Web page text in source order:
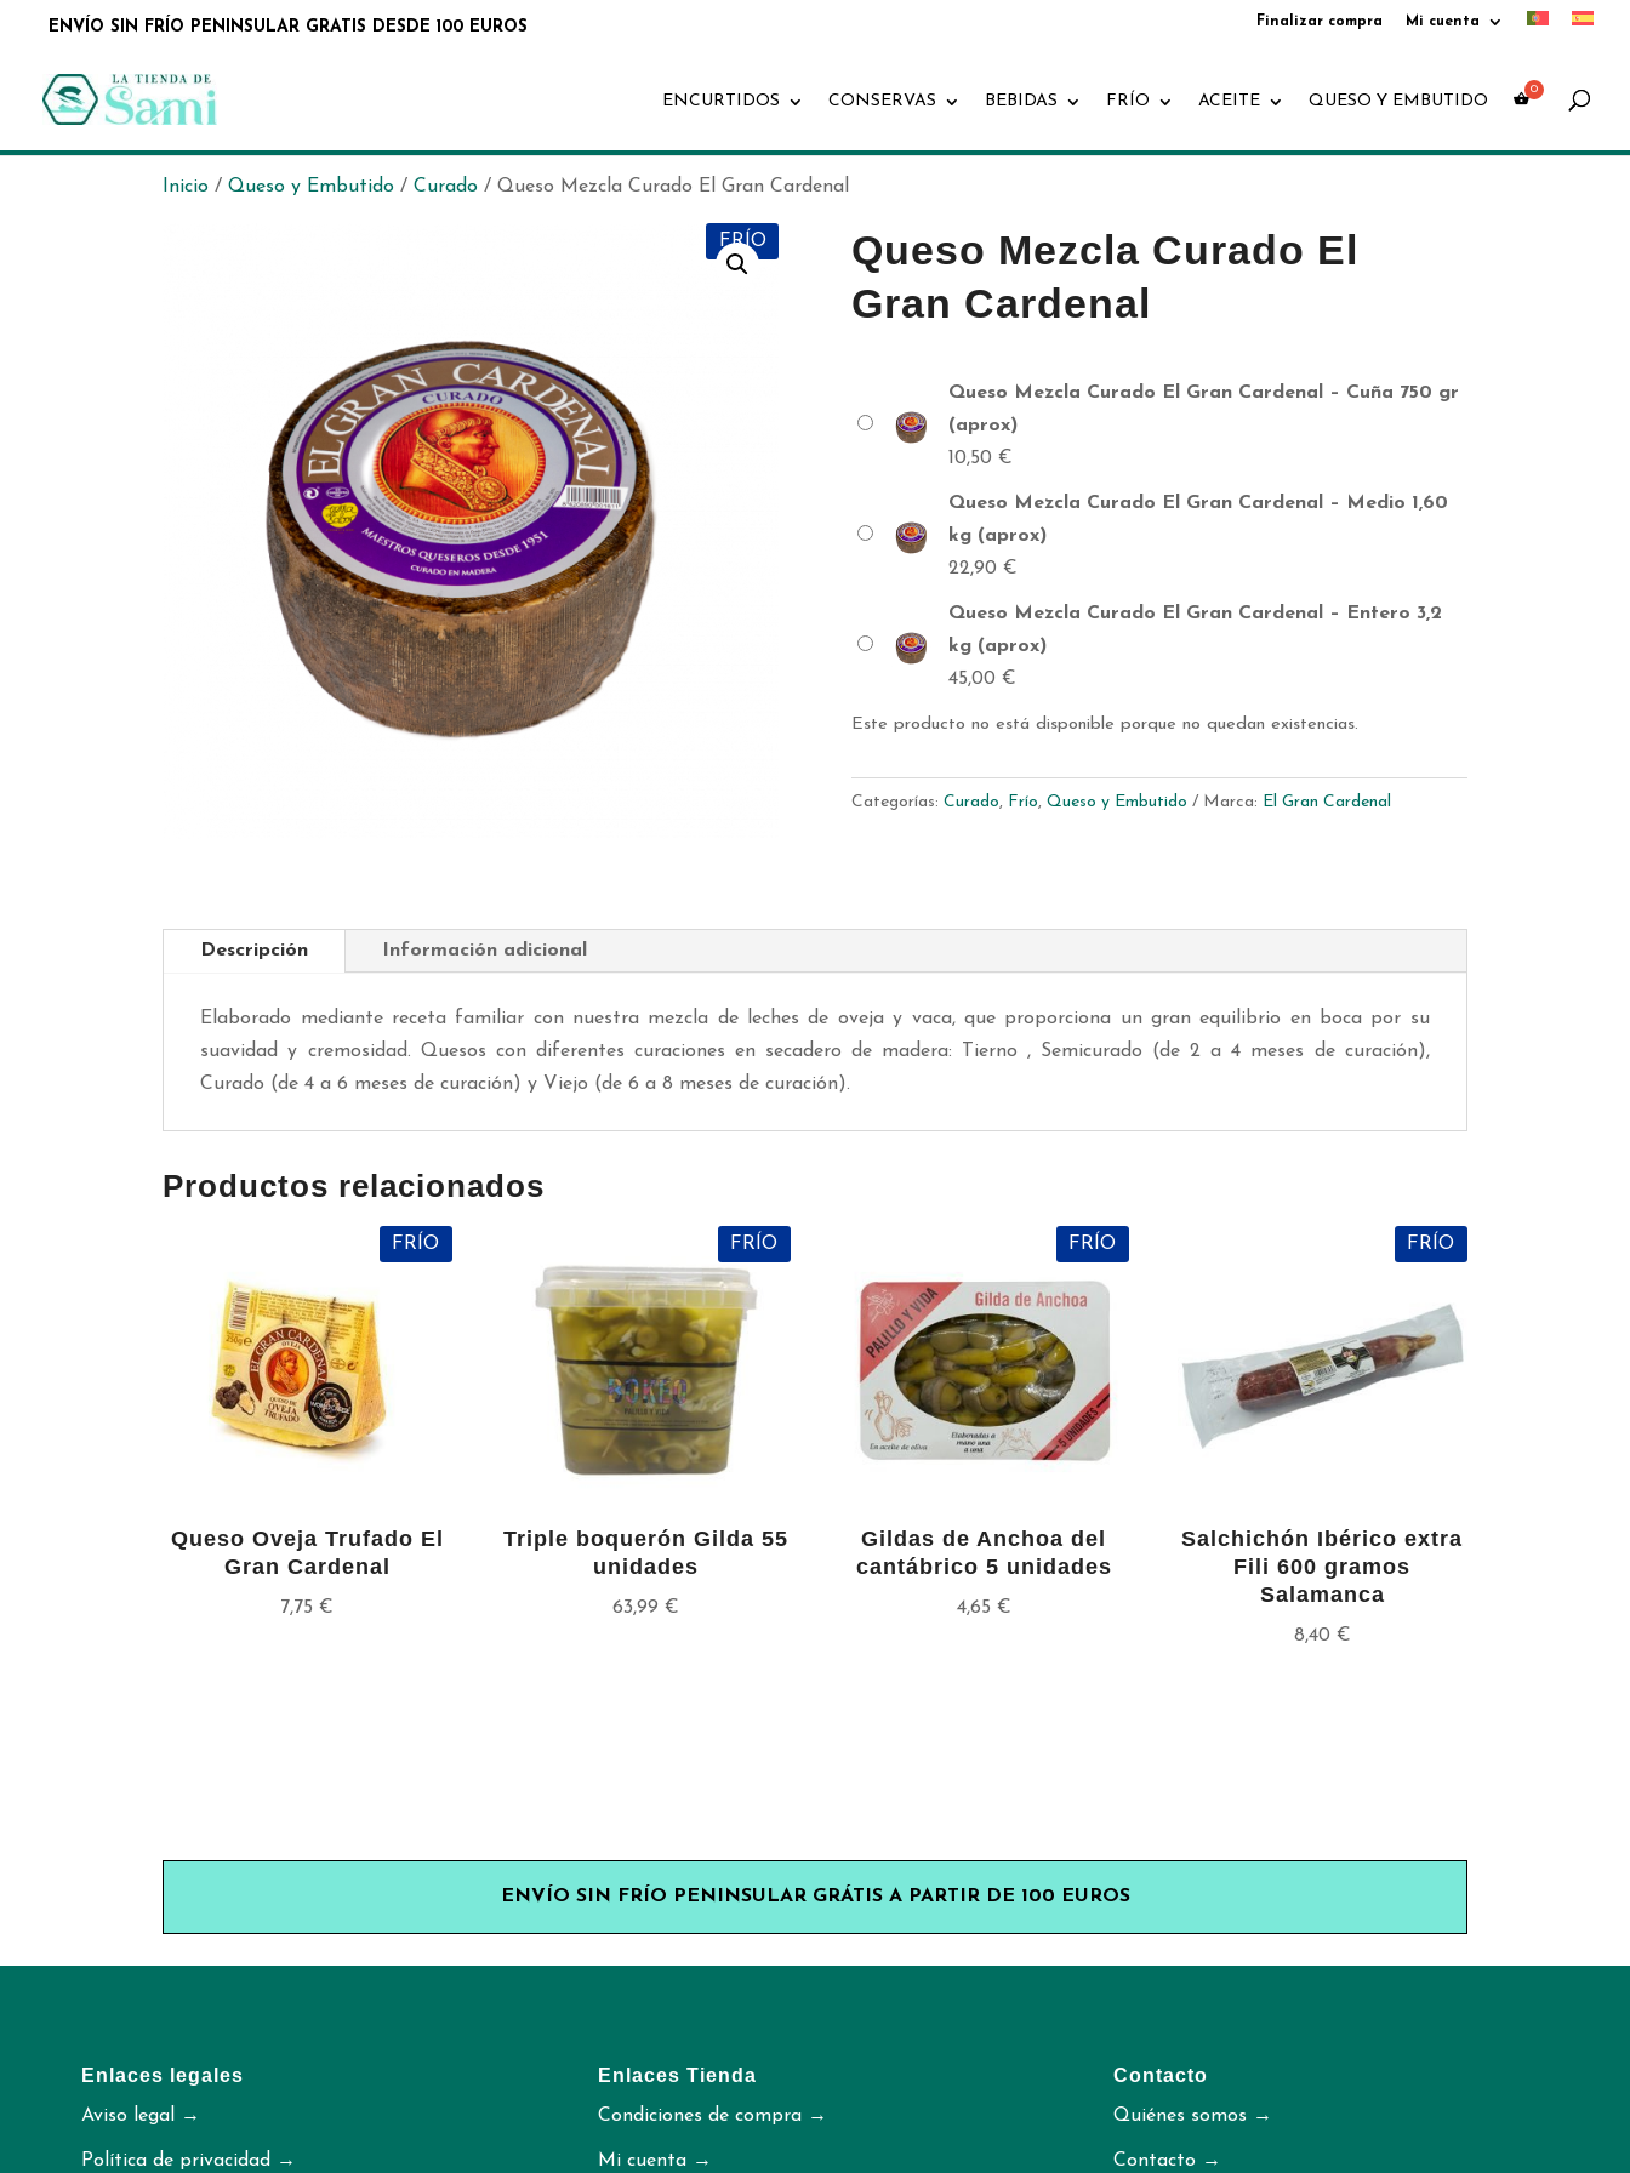
ENVÍO SIN FRÍO PENINSULAR GRATIS DESDE 100 EUROS Finalizar compra Mi cuenta
ENCURTIDOS CONSERVAS BEBIDAS FRÍO ACEITE QUESO Y EMBUTIDO
productos
Inicio /Queso y Embutido /Curado / Queso Mezcla Curado El Gran Cardenal
FRÍO
Queso Mezcla Curado El
Gran Cardenal
Queso Mezcla Curado El Gran Cardenal – Cuña 750 gr
(aprox)
10,50 €
Queso Mezcla Curado El Gran Cardenal – Medio 1,60
kg (aprox)
22,90 €
Queso Mezcla Curado El Gran Cardenal – Entero 3,2
kg (aprox)
45,00 €
Este producto no está disponible porque no quedan existencias.
Categorías: Curado, Frío, Queso y Embutido Marca: El Gran Cardenal
Descripción Información adicional
Elaborado mediante receta familiar con nuestra mezcla de leches de oveja y vaca, que proporciona un gran equilibrio en boca por su
suavidad y cremosidad. Quesos con diferentes curaciones en secadero de madera: Tierno , Semicurado (de 2 a 4 meses de curación),
Curado (de 4 a 6 meses de curación) y Viejo (de 6 a 8 meses de curación).
Productos relacionados
FRÍO
Queso Oveja Trufado El
Gran Cardenal
7,75€
FRÍO
Triple boquerón Gilda 55
unidades
63,99 €
FRÍO
Gildas de Anchoa del
cantábrico 5 unidades
4,65 €
FRÍO
Salchichón Ibérico extra
Fili 600 gramos
Salamanca
8,40 €
ENVÍO SIN FRÍO PENINSULAR GRÁTIS A PARTIR DE 100 EUROS
Enlaces legales
Aviso legal →
Política de privacidad →
Enlaces Tienda
Condiciones de compra →
Mi cuenta →
Contacto
Quiénes somos →
Contacto →